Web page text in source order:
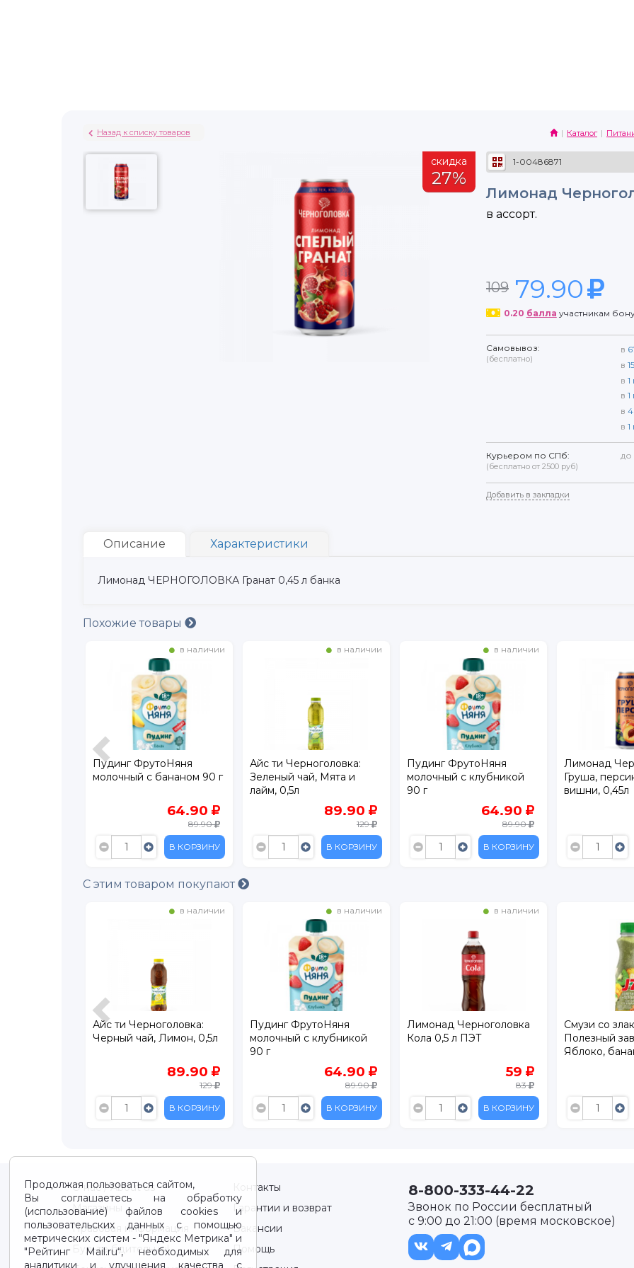
Назад к списку товаров Каталог
скидка
27%
1-00486871
Лимонад
в ассорт.
109 79.90
0.20 балла участникам
Самовывоз:
(бесплатно)
в
в 15
в 1
в 1
в 4
в 1
Курьером по СПб:
(бесплатно от 2500 руб)
до
Добавить в закладки
Описание Характеристики
Лимонад ЧЕРНОГОЛОВКА Гранат 0,45 л банка
Похожие товары
в наличии
Пудинг ФрутоНяня
молочный с бананом 90 г
64.90
89.90
В КОРЗИНУ
в наличии
Айс ти Черноголовка:
Зеленый чай, Мята и
лайм, 0,5л
89.90
129
В КОРЗИНУ
в наличии
Пудинг ФрутоНяня
молочный с клубникой
90 г
64.90
89.90
В КОРЗИНУ
Лимонад
Груша,
вишни, 0,45л
С этим товаром покупают
в наличии
Айс ти Черноголовка:
Черный чай, Лимон, 0,5л
89.90
129
В КОРЗИНУ
в наличии
Пудинг ФрутоНяня
молочный с клубникой
90 г
64.90
89.90
В КОРЗИНУ
в наличии
Лимонад Черноголовка
Кола 0,5 л ПЭТ
59
83
В КОРЗИНУ
Смузи со
Полезный
Яблоко,
Продолжая пользоваться сайтом,
Вы соглашаетесь на обработку
(использование) файлов cookies и
пользовательских данных с помощью
метрических систем - "Яндекс Метрика" и
"Рейтинг Mail.ru“, необходимых для
аналитики и улучшения качества с
О нас / About us
Контакты
Магазины
Гарантии и возврат
Правовая информация
Вакансии
Будьте бдительны!
Помощь
8-800-333-44-22
Звонок по России бесплатный
с 9:00 до 21:00 (время московское)